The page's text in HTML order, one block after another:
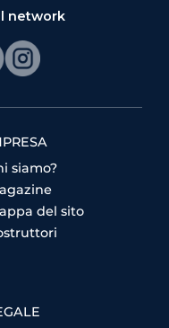
network
siamo?
del sito